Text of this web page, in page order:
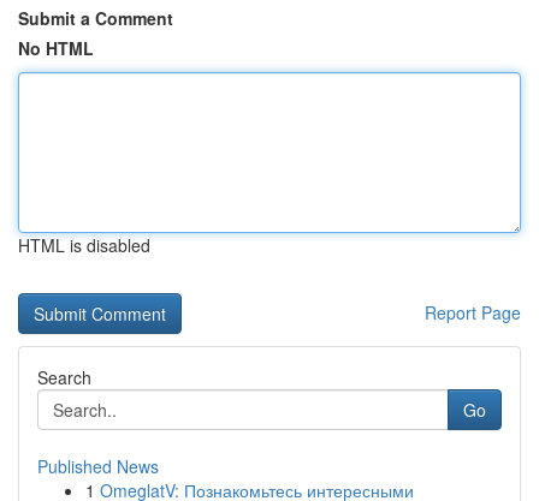
Submit a Comment
No HTML
HTML is disabled
Report Page
Search
Go
Published News
1 OmeglatV: Познакомьтесь интересными